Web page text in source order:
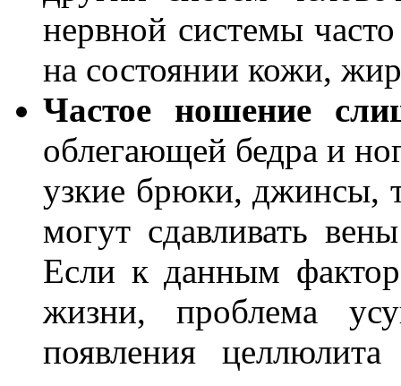
нервной системы
на состоянии кожи,
Частое ношение
облегающей бедра и
узкие брюки, джинсы,
могут сдавливать
Если к данным
жизни, проблема
появления